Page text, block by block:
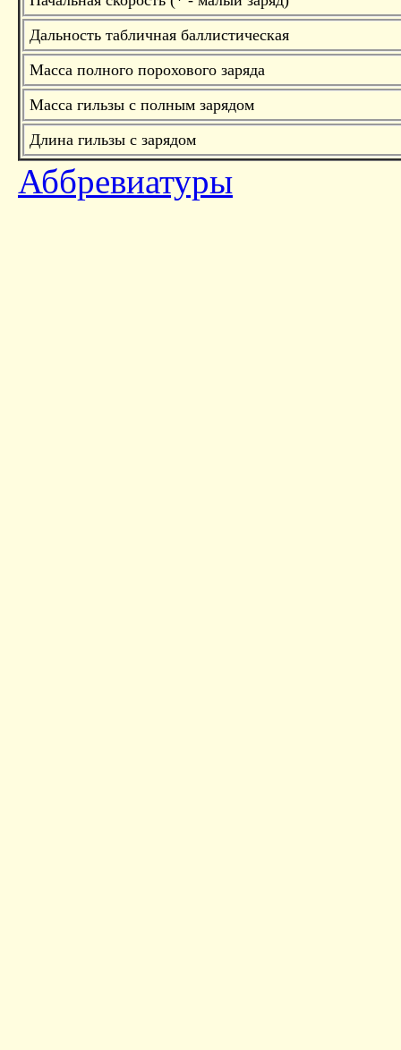
Дальность табличная баллистическая
Масса полного порохового заряда
Масса гильзы с полным зарядом
Длина гильзы с зарядом
Аббревиатуры